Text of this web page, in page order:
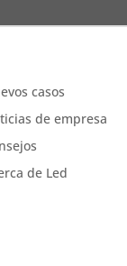
casos
de empresa
de Led